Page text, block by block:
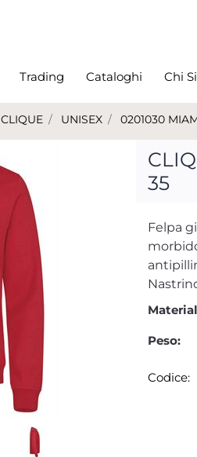
Trading Cataloghi Chi
CLIQUE UNISEX 0201030
35
Felpa
Peso:
Codice: